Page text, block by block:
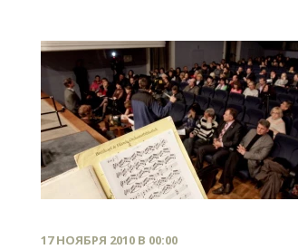
17 НОЯБРЯ 2010 В 00:00